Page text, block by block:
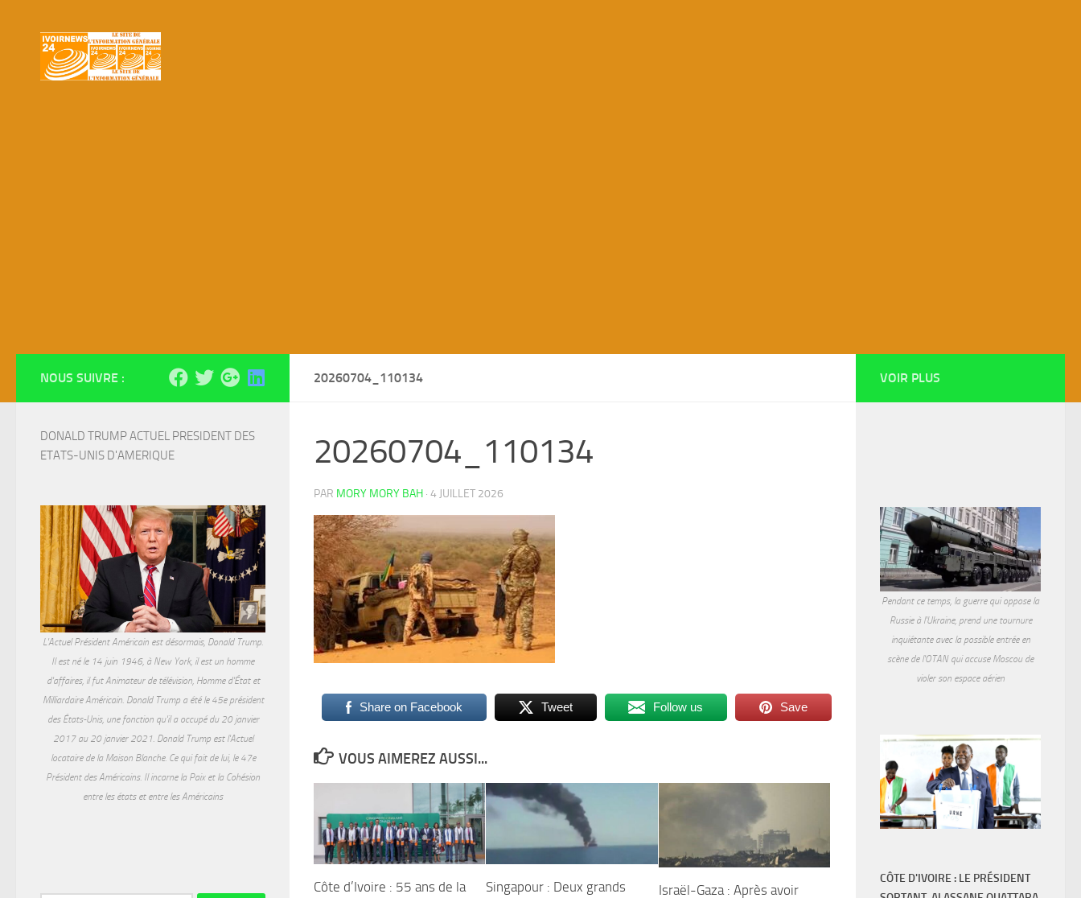
20260704_110134
20260704_110134
PAR MORY MORY BAH · 4 JUILLET 2026
Share on Facebook Tweet Follow us Save
VOUS AIMEREZ AUSSI...
Côte d’Ivoire : 55 ans de la
Singapour : Deux grands
Israël-Gaza : Après avoir
NOUS SUIVRE :
DONALD TRUMP ACTUEL PRESIDENT DES
ETATS-UNIS D'AMERIQUE
L'Actuel Président Américain est désormais, Donald Trump.
Il est né le 14 juin 1946, à New York, il est un homme
d'affaires, il fut Animateur de télévision, Homme d'État et
Milliardaire Américain. Donald Trump a été le 45e président
des États-Unis, une fonction qu'il a occupé du 20 janvier
2017 au 20 janvier 2021. Donald Trump est l'Actuel
locataire de la Maison Blanche. Ce qui fait de lui, le 47e
Président des Américains. Il incarne la Paix et la Cohésion
entre les états et entre les Américains
VOIR PLUS
Pendant ce temps, la guerre qui oppose la
Russie à l'Ukraine, prend une tournure
inquiétante avec la possible entrée en
scène de l'OTAN qui accuse Moscou de
violer son espace aérien
CÔTE D'IVOIRE : LE PRÉSIDENT